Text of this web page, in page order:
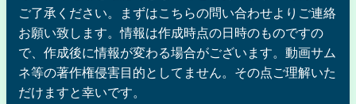
ご了承ください。まずはこちらの問い合わせよりご連絡
お願い致します。情報は作成時点の日時のものですの
で、作成後に情報が変わる場合がございます。動画サム
ネ等の著作権侵害目的としてません。その点ご理解いた
だけますと幸いです。